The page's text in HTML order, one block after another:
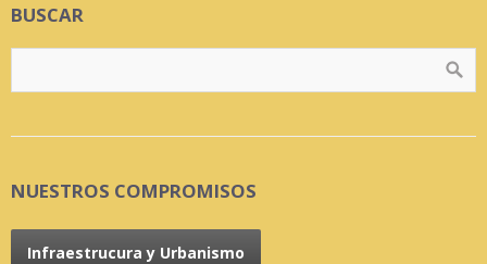
BUSCAR
NUESTROS COMPROMISOS
Infraestrucura y Urbanismo